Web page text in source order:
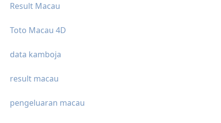
Result Macau
Toto Macau 4D
data kamboja
result macau
pengeluaran macau